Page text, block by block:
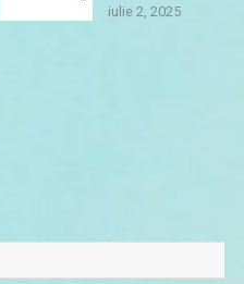
iulie 2, 2025